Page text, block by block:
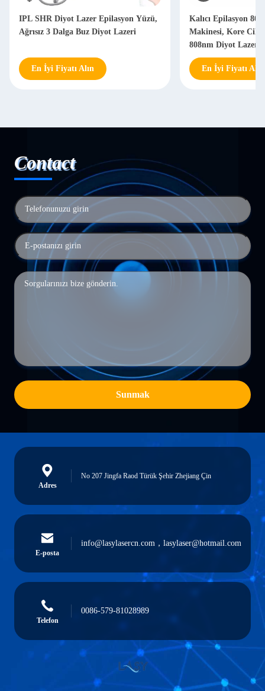
IPL SHR Diyot Lazer Epilasyon Yüzü,
Ağrısız 3 Dalga Buz Diyot Lazeri
En İyi Fiyatı Alın
Kalıcı Epilasyon
Makinesi, Kore Cilt
808nm Diyot Lazer
En İyi Fiyatı Alın
Contact
Sunmak
Adres
No 207 Jingfa Raod Türük Şehir Zhejiang Çin
E-posta
info@lasylasercn.com，lasylaser@hotmail.com
Telefon
0086-579-81028989